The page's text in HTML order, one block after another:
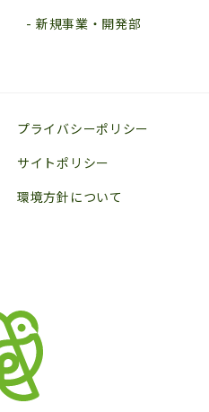
新規事業・開発部
プライバシーポリシー
サイトポリシー
環境方針について